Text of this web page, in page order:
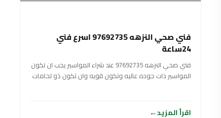
فني صحي النزهه 97692735 اسرع فني
24ساعة
فني صحي النزهه 97692735 عند شراء المواسير يجب ان تكون
المواسير ذات جوده عاليه وتكون قويه وان تكون ذو لحامات
اقرأ المزيد